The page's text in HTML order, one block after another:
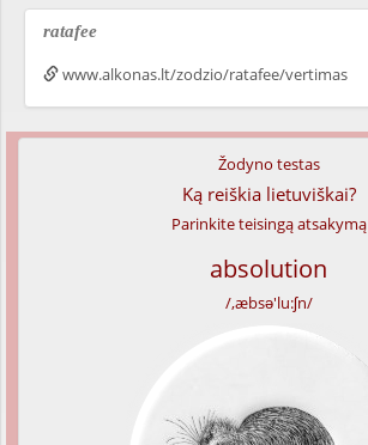
ratafee
www.alkonas.lt/zodzio/ratafee/vertimas
Žodyno testas
Ką reiškia lietuviškai?
Parinkite teisingą atsakymą
absolution
/,æbsə'lu:ʃn/